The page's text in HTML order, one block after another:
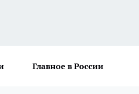
Главное в России